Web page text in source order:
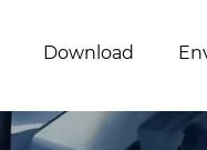
Download